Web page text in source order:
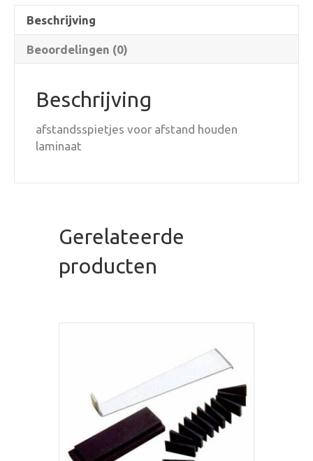
Beschrijving
Beoordelingen (0)
Beschrijving
afstandsspietjes voor afstand houden
laminaat
Gerelateerde
producten